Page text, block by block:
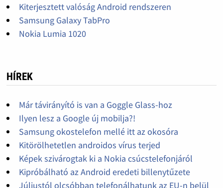
Kiterjesztett valóság Android rendszeren
Samsung Galaxy TabPro
Nokia Lumia 1020
HÍREK
Már távirányító is van a Goggle Glass-hoz
Ilyen lesz a Google új mobilja?!
Samsung okostelefon mellé itt az okosóra
Kitörölhetetlen androidos vírus terjed
Képek szivárogtak ki a Nokia csúcstelefonjáról
Kipróbálható az Android eredeti billenytűzete
Júliustól olcsóbban telefonálhatunk az EU-n belül